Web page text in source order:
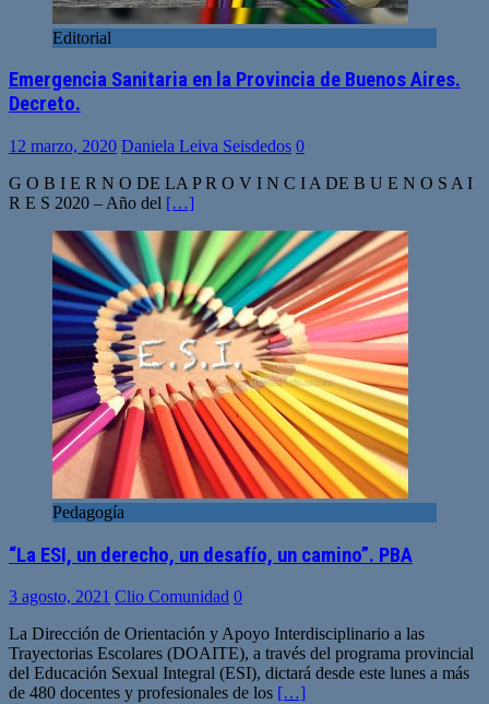
Editorial
Emergencia Sanitaria en la Provincia de Buenos Aires.
Decreto.
12 marzo, 2020 Daniela Leiva Seisdedos 0
G O B I E R N O DE LA P R O V I N C I A DE B U E N O S A I
R E S 2020 – Año del […]
Pedagogía
“La ESI, un derecho, un desafío, un camino”. PBA
3 agosto, 2021 Clio Comunidad 0
La Dirección de Orientación y Apoyo Interdisciplinario a las
Trayectorias Escolares (DOAITE), a través del programa provincial
del Educación Sexual Integral (ESI), dictará desde este lunes a más
de 480 docentes y profesionales de los […]